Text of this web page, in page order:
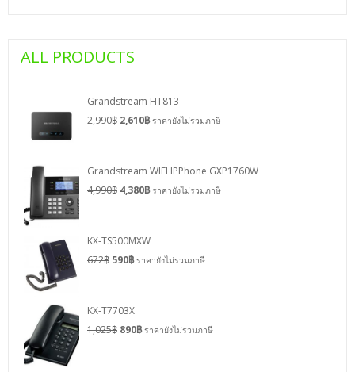
ALL PRODUCTS
Grandstream HT813
2,990฿ 2,610฿ ราคายังไม่รวมภาษี
Grandstream WIFI IPPhone GXP1760W
4,990฿ 4,380฿ ราคายังไม่รวมภาษี
KX-TS500MXW
672฿ 590฿ ราคายังไม่รวมภาษี
KX-T7703X
1,025฿ 890฿ ราคายังไม่รวมภาษี